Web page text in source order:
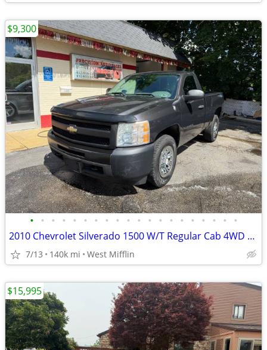
• • • • • • • • • • • • • • • • • • • •
2010 Chevrolet Silverado 1500 W/T Regular Cab 4WD 140,477 Miles • V6 • 4WD
7/13 140k mi West Mifflin
$9,300
$15,995